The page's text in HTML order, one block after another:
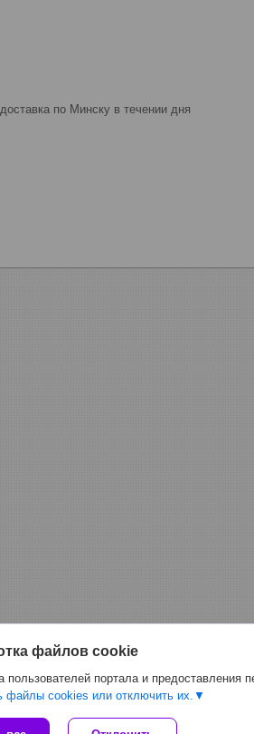
по Минску в течении дня
файлов cookie
портала и предоставления
файлы cookies или отключить их.